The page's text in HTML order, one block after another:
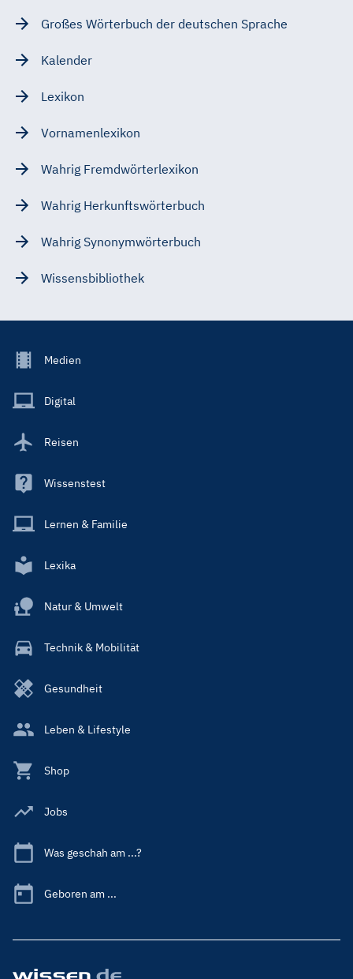
Großes Wörterbuch der deutschen Sprache
Kalender
Lexikon
Vornamenlexikon
Wahrig Fremdwörterlexikon
Wahrig Herkunftswörterbuch
Wahrig Synonymwörterbuch
Wissensbibliothek
Footer
Main
Medien
Digital
Reisen
Wissenstest
Lernen & Familie
Lexika
Natur & Umwelt
Technik & Mobilität
Gesundheit
Leben & Lifestyle
Shop
Jobs
Was geschah am ...?
Geboren am ...